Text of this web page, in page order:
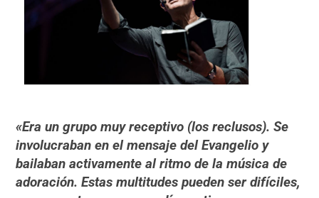
«Era un grupo muy receptivo (los reclusos). Se
involucraban en el mensaje del Evangelio y
bailaban activamente al ritmo de la música de
adoración. Estas multitudes pueden ser difíciles,